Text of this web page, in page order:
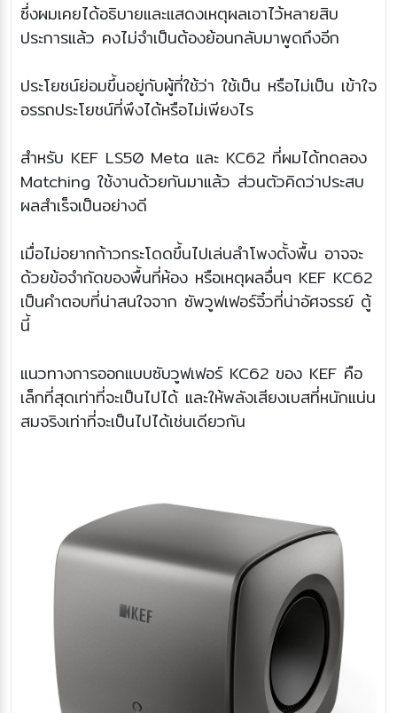
ซึ่งผมเคยได้อธิบายและแสดงเหตุผลเอาไว้หลายสิบ
ประการแล้ว คงไม่จำเป็นต้องย้อนกลับมาพูดถึงอีก
ประโยชน์ย่อมขึ้นอยู่กับผู้ที่ใช้ว่า ใช้เป็น หรือไม่เป็น เข้าใจ
อรรถประโยชน์ที่พึงได้หรือไม่เพียงไร
สำหรับ KEF LS50 Meta และ KC62 ที่ผมได้ทดลอง
Matching ใช้งานด้วยกันมาแล้ว ส่วนตัวคิดว่าประสบ
ผลสำเร็จเป็นอย่างดี
เมื่อไม่อยากก้าวกระโดดขึ้นไปเล่นลำโพงตั้งพื้น อาจจะ
ด้วยข้อจำกัดของพื้นที่ห้อง หรือเหตุผลอื่นๆ KEF KC62
เป็นคำตอบที่น่าสนใจจาก ซัพวูฟเฟอร์จิ๋วที่น่าอัศจรรย์ ตู้
นี้
แนวทางการออกแบบซับวูฟเฟอร์ KC62 ของ KEF คือ
เล็กที่สุดเท่าที่จะเป็นไปได้ และให้พลังเสียงเบสที่หนักแน่น
สมจริงเท่าที่จะเป็นไปได้เช่นเดียวกัน